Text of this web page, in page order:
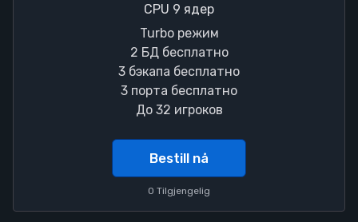
CPU 9 ядер
Turbo режим
2 БД бесплатно
3 бэкапа бесплатно
3 порта бесплатно
До 32 игроков
Bestill nå
0 Tilgjengelig